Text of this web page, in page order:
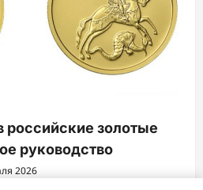
российские золотые
руководство
2026